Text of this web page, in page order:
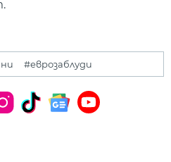
#еврозаблуди